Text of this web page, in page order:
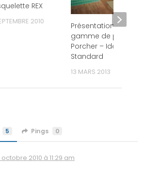
REX
2010
Présentation de la
gamme de produits
Porcher – Idéal
Standard
13 MARS 2013
5 Pings 0
octobre 2010 à 11:29 am